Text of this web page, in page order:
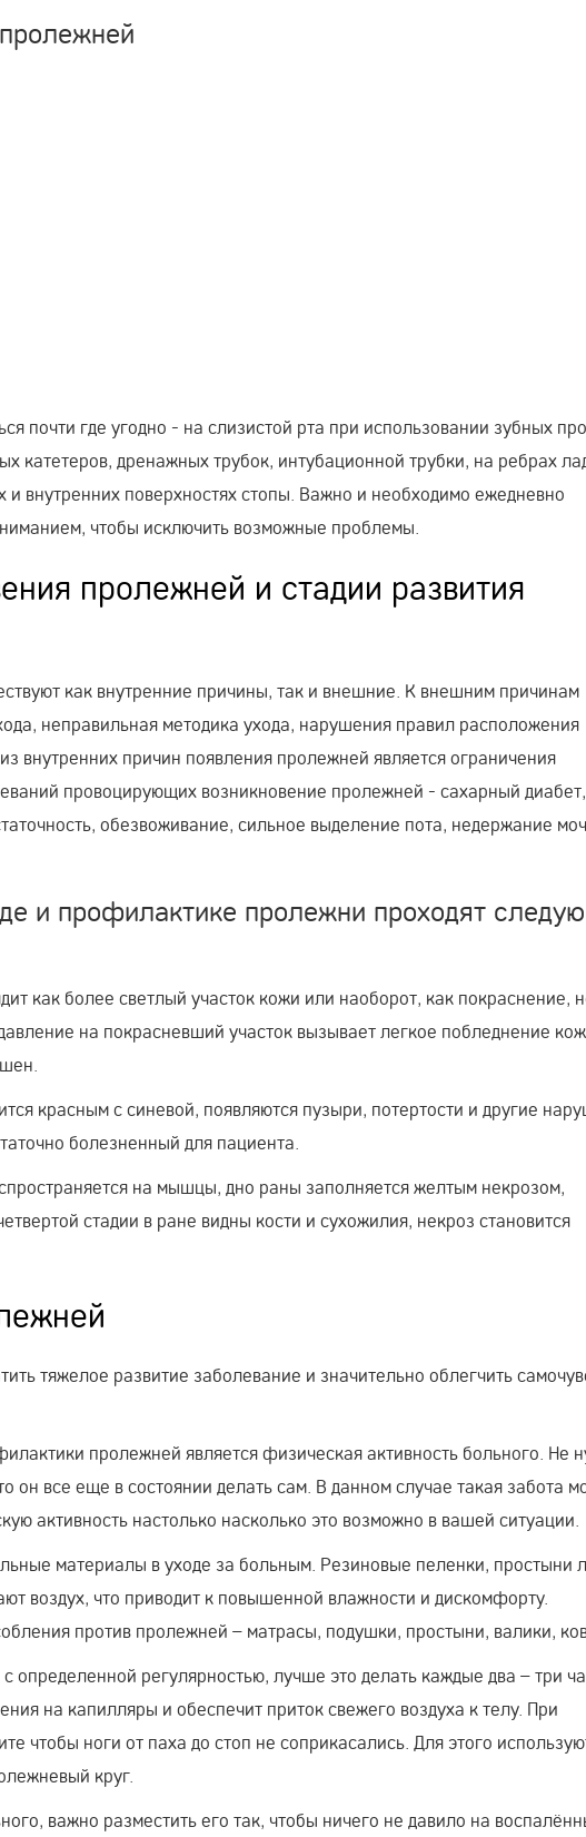
почти где угодно - на слизистой рта при использовании зубных
катетеров, дренажных трубок, интубационной трубки, на ребрах
внутренних поверхностях стопы. Важно и необходимо ежедневно
чтобы исключить возможные проблемы.
пролежней и стадии развития
как внутренние причины, так и внешние. К внешним причинам
неправильная методика ухода, нарушения правил расположения
внутренних причин появления пролежней является ограничения
провоцирующих возникновение пролежней - сахарный диабет,
обезвоживание, сильное выделение пота, недержание
и профилактике пролежни проходят
как более светлый участок кожи или наоборот, как покраснение,
на покрасневший участок вызывает легкое побледнение
красным с синевой, появляются пузыри, потертости и другие
болезненный для пациента.
на мышцы, дно раны заполняется желтым некрозом,
стадии в ране видны кости и сухожилия, некроз становится
тяжелое развитие заболевание и значительно облегчить
пролежней является физическая активность больного. Не
он все еще в состоянии делать сам. В данном случае такая забота
активность настолько насколько это возможно в вашей ситуации.
материалы в уходе за больным. Резиновые пеленки, простыни
воздух, что приводит к повышенной влажности и дискомфорту.
против пролежней – матрасы, подушки, простыни, валики,
определенной регулярностью, лучше это делать каждые два – три
на капилляры и обеспечит приток свежего воздуха к телу. При
чтобы ноги от паха до стоп не соприкасались. Для этого
круг.
важно разместить его так, чтобы ничего не давило на